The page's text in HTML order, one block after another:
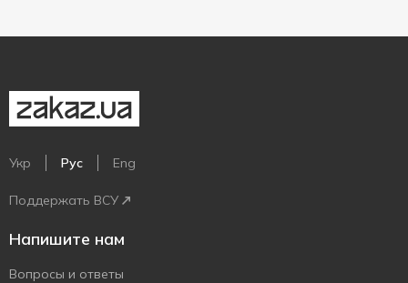
Укр Рус Eng
Поддержать ВСУ
Напишите нам
Вопросы и ответы